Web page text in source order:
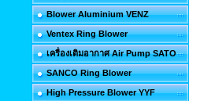
Blower Aluminium VENZ
Ventex Ring Blower
เครื่องเติมอากาศ Air Pump SATO
SANCO Ring Blower
High Pressure Blower YYF